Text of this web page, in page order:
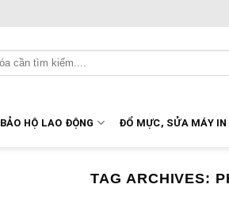
BẢO HỘ LAO ĐỘNG ĐỔ MỰC, SỬA MÁY IN
TAG ARCHIVES: